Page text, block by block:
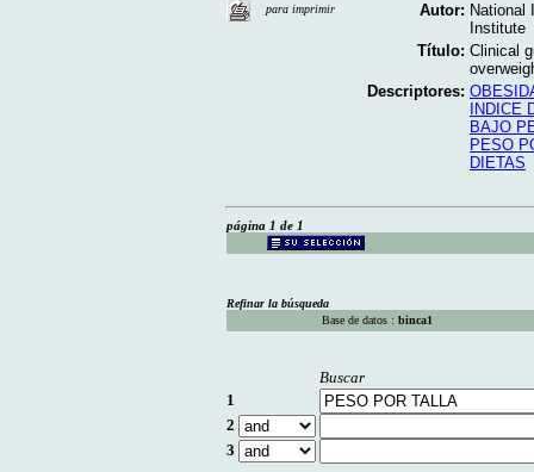
para imprimir
Autor: National
Institute
Título: Clinical
Descriptores:
INDICE
BAJO
PESO
DIETAS
página 1 de 1
Refinar la búsqueda
Base de datos : binca1
Buscar
1
2
3